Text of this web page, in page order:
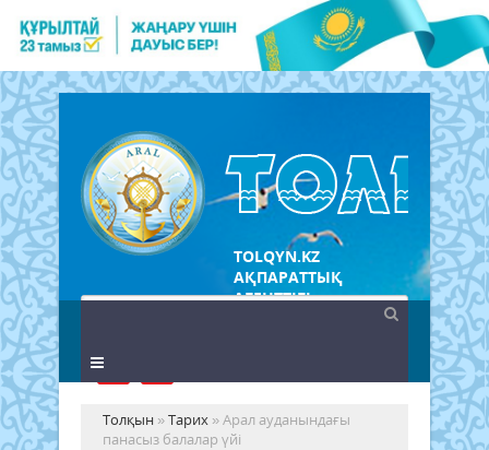
TOLQYN.KZ
АҚПАРАТТЫҚ
АГЕНТТІГІ
Толқын »Тарих » Арал ауданындағы
панасыз балалар үйі